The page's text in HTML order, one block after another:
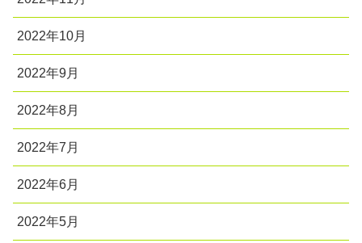
2022年10月
2022年9月
2022年8月
2022年7月
2022年6月
2022年5月